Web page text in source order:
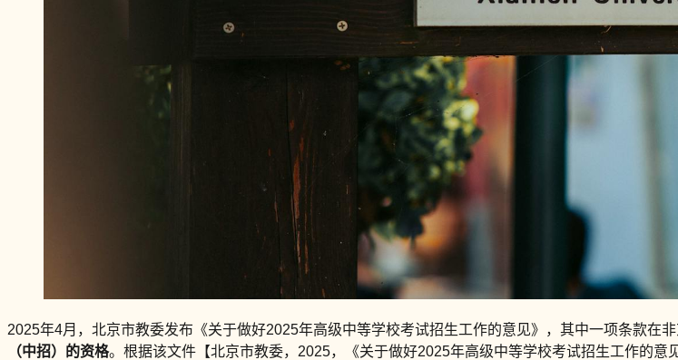
2025年4月，北京市教委发布《关于做好2025年高级中等学校考试招生工作的意见》，其中一项条款在非
（中招）的资格。根据该文件【北京市教委，2025，《关于做好2025年高级中等学校考试招生工作的意